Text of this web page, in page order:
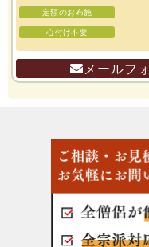
定額のお布施
心付け不要
メールフ